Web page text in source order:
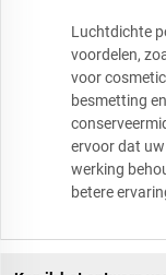
Luchtdichte
voordelen,
voor
besmetting
ervoor dat
werking
betere